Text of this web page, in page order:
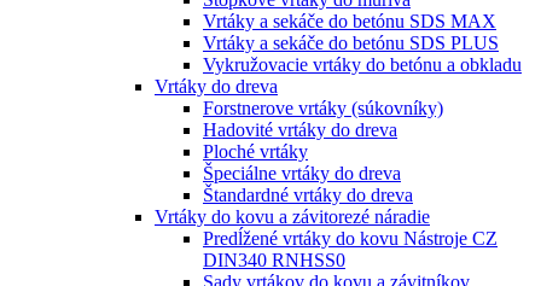
Vrtáky a sekáče do betónu SDS MAX
Vrtáky a sekáče do betónu SDS PLUS
Vykružovacie vrtáky do betónu a obkladu
Vrtáky do dreva
Forstnerove vrtáky (súkovníky)
Hadovité vrtáky do dreva
Ploché vrtáky
Špeciálne vrtáky do dreva
Štandardné vrtáky do dreva
Vrtáky do kovu a závitorezé náradie
Predĺžené vrtáky do kovu Nástroje CZ
DIN340 RNHSS0